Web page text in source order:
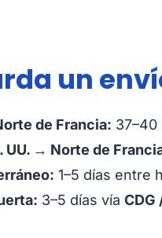
un
de Francia: 37–40
UU. → Norte de
1–5 días entre
3–5 días vía CDG